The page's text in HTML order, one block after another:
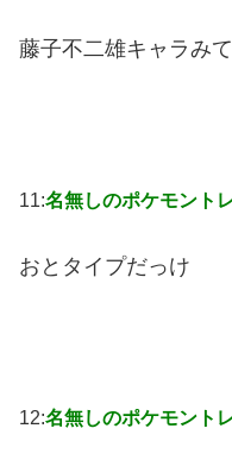
藤子不二雄キャラみ
11:名無しのポケモント
おとタイプだっけ
12:名無しのポケモント